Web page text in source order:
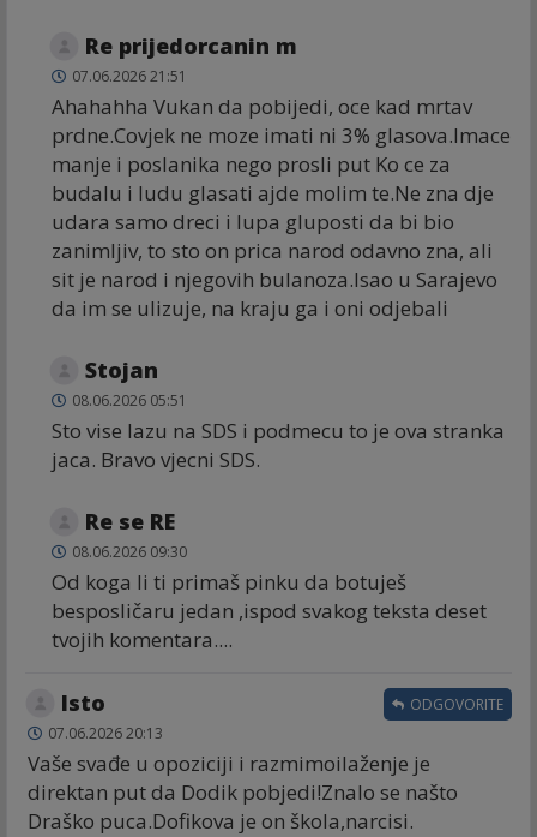
Re prijedorcanin m
07.06.2026 21:51
Ahahahha Vukan da pobijedi, oce kad mrtav
prdne.Covjek ne moze imati ni 3% glasova.Imace
manje i poslanika nego prosli put Ko ce za
budalu i ludu glasati ajde molim te.Ne zna dje
udara samo dreci i lupa gluposti da bi bio
zanimljiv, to sto on prica narod odavno zna, ali
sit je narod i njegovih bulanoza.Isao u Sarajevo
da im se ulizuje, na kraju ga i oni odjebali
Stojan
08.06.2026 05:51
Sto vise lazu na SDS i podmecu to je ova stranka
jaca. Bravo vjecni SDS.
Re se RE
08.06.2026 09:30
Od koga li ti primaš pinku da botuješ
besposličaru jedan ,ispod svakog teksta deset
tvojih komentara....
Isto
07.06.2026 20:13
Vaše svađe u opoziciji i razmimoilaženje je
direktan put da Dodik pobjedi!Znalo se našto
Draško puca.Dofikova je on škola,narcisi.
ODGOVORITE